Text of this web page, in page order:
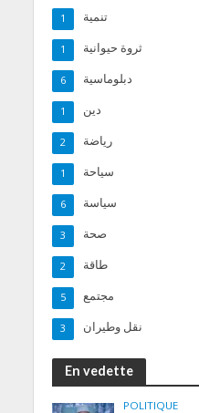
تنمية 1
ثروة حيوانية 1
دبلوماسية 6
دين 1
رياضة 2
سياحة 1
سياسة 6
صحة 3
طاقة 2
مجتمع 5
نقل وطيران 3
En vedette
POLITIQUE